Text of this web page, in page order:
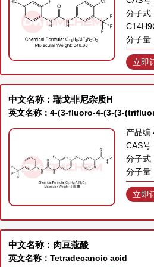
分子式
分子量
立即
中文名称：瑞戈非尼杂质H
产品编
CAS号
分子式
分子量
立即
中文名称：肉豆蔻酸
英文名称：Tetradecanoic acid